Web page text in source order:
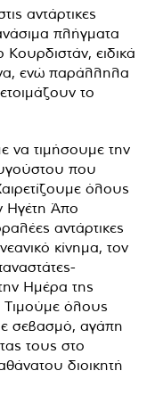
αντάρτικες
πλήγματα
ειδικά
ενώ παράλληλα
το
να τιμήσουμε την
που
όλους
Ηγέτη Άπο
αντάρτικες
κίνημα, τον
Ημέρα της
Τιμούμε όλους
σεβασμό, αγάπη
τους στο
διοικητή